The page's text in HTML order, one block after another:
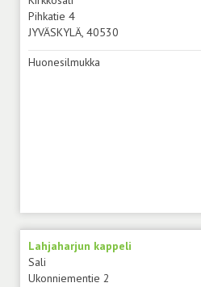
Pihkatie 4
JYVÄSKYLÄ, 40530
Huonesilmukka
Lahjaharjun kappeli
Sali
Ukonniementie 2